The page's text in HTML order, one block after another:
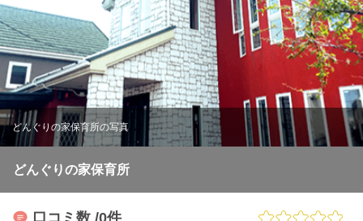
どんぐりの家保育所の写真
どんぐりの家保育所
口コミ数 /0件